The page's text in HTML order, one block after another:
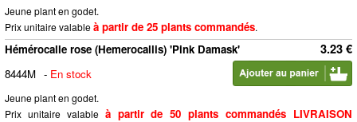
Jeune plant en godet.
Prix unitaire valableà partir de 25 plants commandés.
3.23 €
Hémérocalle rose (Hemerocallis) 'Pink Damask'
8444M - En stock
Jeune plant en godet.
Prix unitaire valable à partir de 50 plants commandés LIVRAISON